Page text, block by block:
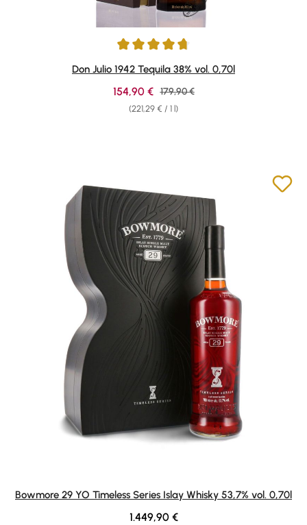
Average rating of 4.84 out of 5 stars
Don Julio 1942 Tequila 38% vol. 0,70l
(221,29 € / 1 l)
Sale price:
154,90 € Regular price:
179,90 €
Bowmore 29 YO Timeless Series Islay Whisky 53,7% vol. 0,70l
Regular price:
1.449,90 €